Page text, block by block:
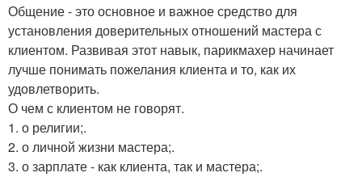
Общение - это основное и важное средство для
установления доверительных отношений мастера с
клиентом. Развивая этот навык, парикмахер начинает
лучше понимать пожелания клиента и то, как их
удовлетворить.
О чем с клиентом не говорят.
1. о религии;.
2. о личной жизни мастера;.
3. о зарплате - как клиента, так и мастера;.